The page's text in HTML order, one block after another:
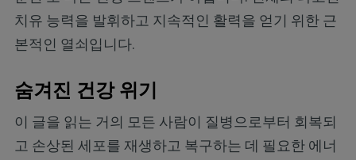
치유 능력을 발휘하고 지속적인 활력을 얻기 위한 근
본적인 열쇠입니다.
숨겨진 건강 위기
이 글을 읽는 거의 모든 사람이 질병으로부터 회복되
고 손상된 세포를 재생하고 복구하는 데 필요한 에너